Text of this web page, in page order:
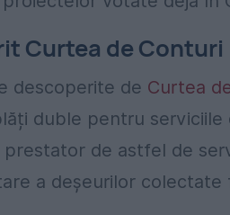
Curtea de Conturi
descoperite de Curtea
duble pentru
de astfel de
a deșeurilor colectate